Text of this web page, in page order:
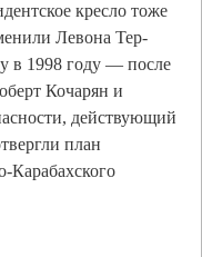
кресло тоже
Левона Тер-
в 1998 году — после
Кочарян и
действующий
план
Карабахского